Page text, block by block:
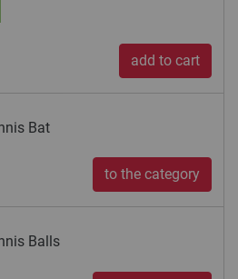
add to cart
Bat
to the category
Balls